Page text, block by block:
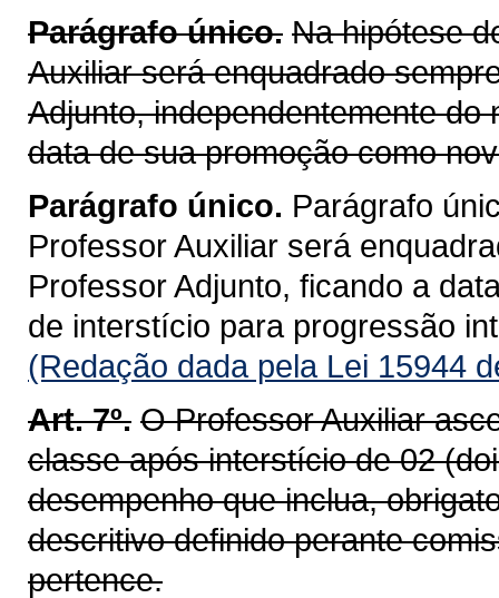
Parágrafo único. Na hipótese
Auxiliar será enquadrado
Adjunto, independentemente
data de sua promoção como
Parágrafo único. Parágrafo
Professor Auxiliar será
Professor Adjunto, ficando a
de interstício para progressão
(Redação dada pela Lei 15944
Art. 7º. O Professor Auxiliar
classe após interstício de 02
desempenho que inclua,
descritivo definido perante
pertence.